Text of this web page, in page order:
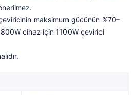
maksimum gücünün %70–
cihaz için 1100W çevirici